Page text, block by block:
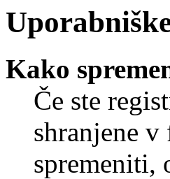
Kako
Če ste
shranjene
spremeniti,